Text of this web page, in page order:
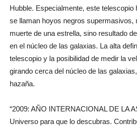
Hubble. Especialmente, este telescopio
se llaman hoyos negros supermasivos,
muerte de una estrella, sino resultado
en el núcleo de las galaxias. La alta
telescopio y la posibilidad de medir la
girando cerca del núcleo de las
hazaña.
“2009: AÑO INTERNACIONAL DE LA
Universo para que lo descubras.